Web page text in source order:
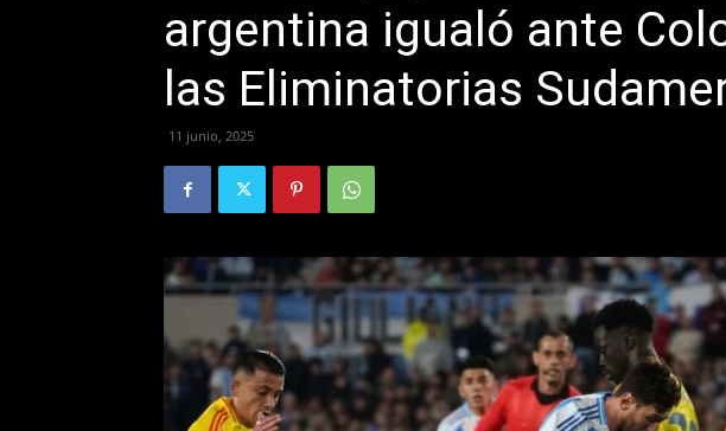
argentina igualó ante
las Eliminatorias
11 junio, 2025